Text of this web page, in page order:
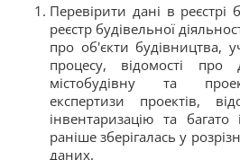
Перевірити дані в реєстрі
реєстр будівельної
про об'єкти будівництва,
процесу, відомості про
містобудівну та
експертизи проектів,
інвентаризацію та багато
раніше зберігалась у
даних.